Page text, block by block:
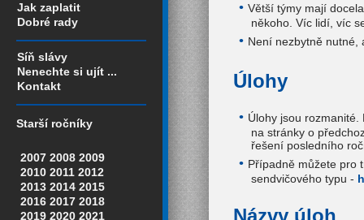
Jak zaplatit
Dobré rady
Síň slávy
Nenechte si ujít ...
Kontakt
Starší ročníky
2007 2008 2009
2010 2011 2012
2013 2014 2015
2016 2017 2018
2019 2020 2021
Větší týmy mají
někoho. Víc lidí, víc
Není nezbytně nutné,
Úlohy
Úlohy jsou
na stránky o
řešení posledního
Případně můžete pro
sendvičového typu -